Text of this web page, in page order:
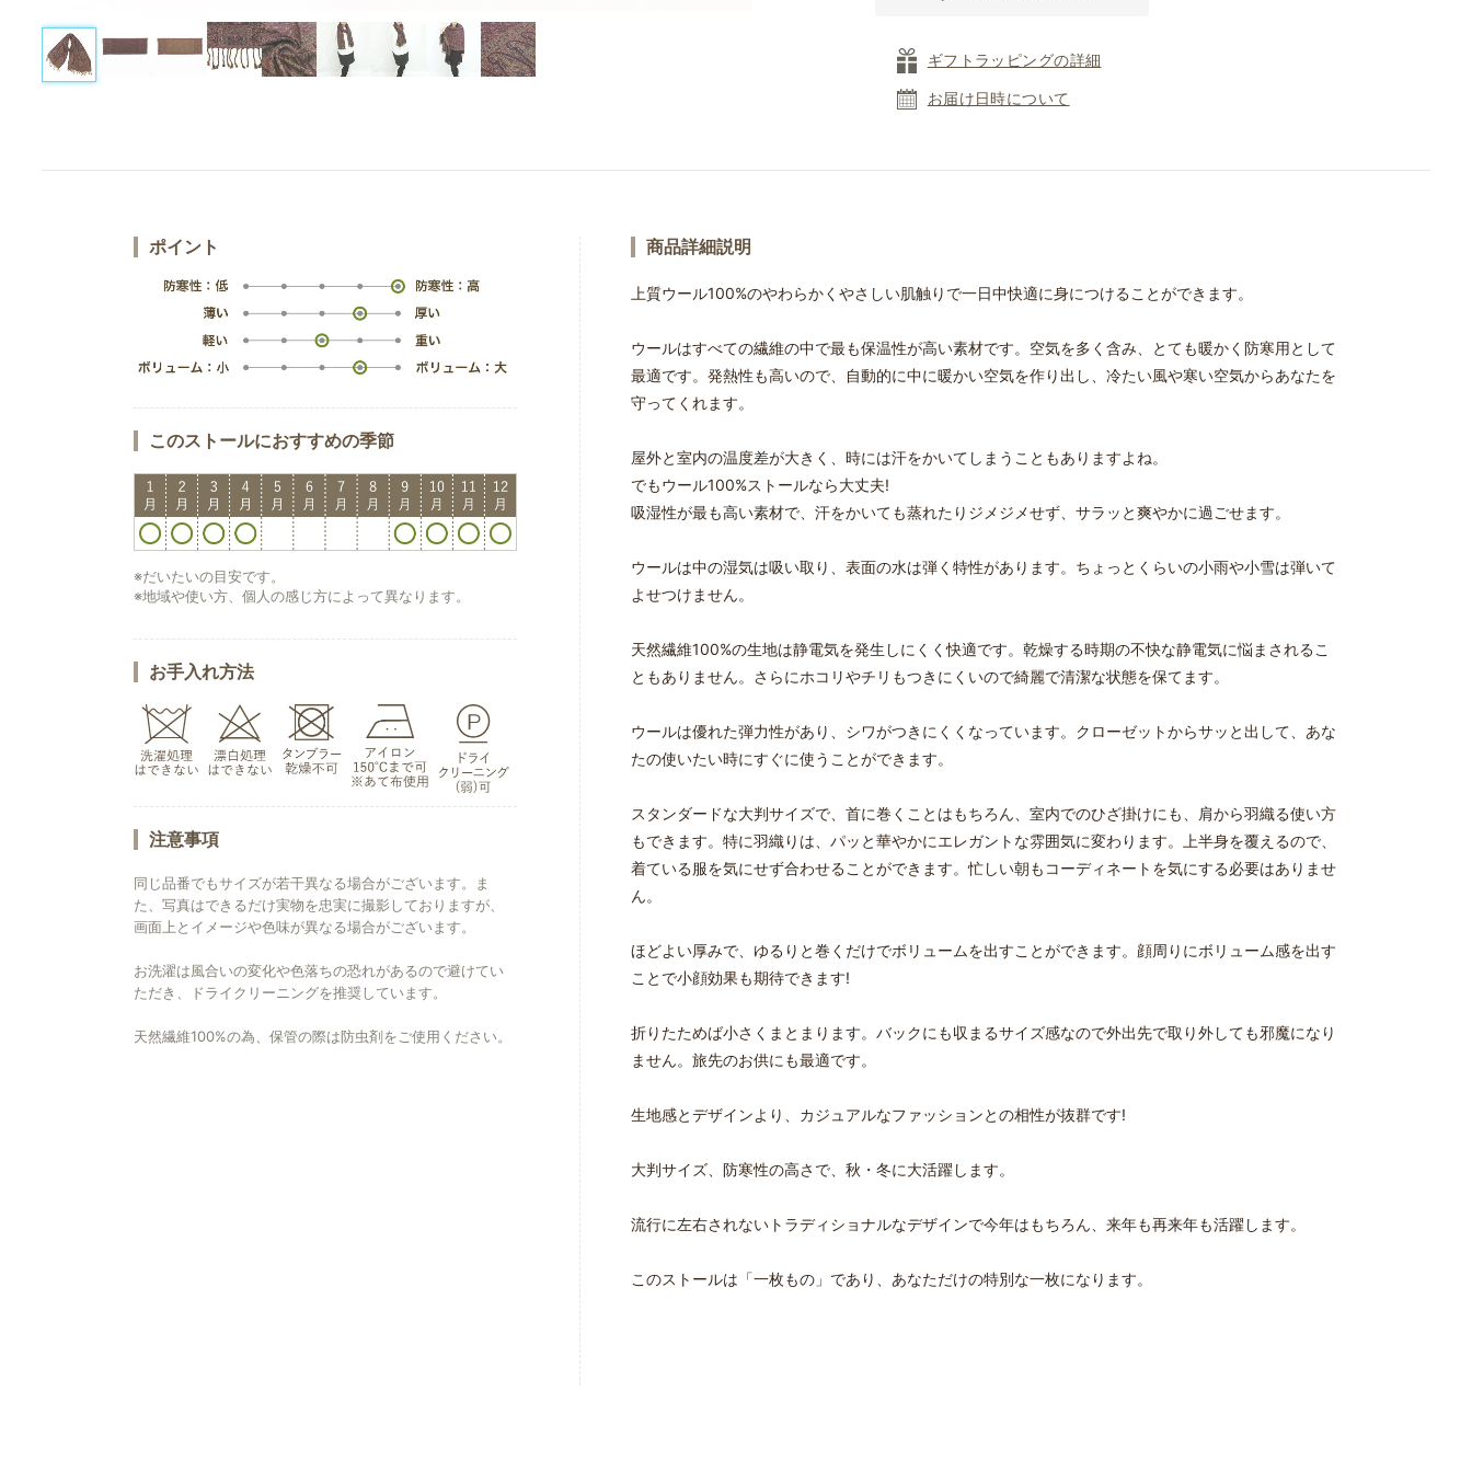
ギフトラッピングの詳細
お届け日時について
ポイント
このストールにおすすめの季節
※だいたいの目安です。
※地域や使い方、個人の感じ方によって異なります。
お手入れ方法
注意事項
同じ品番でもサイズが若干異なる場合がございます。ま
た、写真はできるだけ実物を忠実に撮影しておりますが、
画面上とイメージや色味が異なる場合がございます。
お洗濯は風合いの変化や色落ちの恐れがあるので避けてい
ただき、ドライクリーニングを推奨しています。
天然繊維100%の為、保管の際は防虫剤をご使用ください。
商品詳細説明
上質ウール100%のやわらかくやさしい肌触りで一日中快適に身につけることができます。
ウールはすべての繊維の中で最も保温性が高い素材です。空気を多く含み、とても暖かく防寒用として
最適です。発熱性も高いので、自動的に中に暖かい空気を作り出し、冷たい風や寒い空気からあなたを
守ってくれます。
屋外と室内の温度差が大きく、時には汗をかいてしまうこともありますよね。
でもウール100%ストールなら大丈夫!
吸湿性が最も高い素材で、汗をかいても蒸れたりジメジメせず、サラッと爽やかに過ごせます。
ウールは中の湿気は吸い取り、表面の水は弾く特性があります。ちょっとくらいの小雨や小雪は弾いて
よせつけません。
天然繊維100%の生地は静電気を発生しにくく快適です。乾燥する時期の不快な静電気に悩まされるこ
ともありません。さらにホコリやチリもつきにくいので綺麗で清潔な状態を保てます。
ウールは優れた弾力性があり、シワがつきにくくなっています。クローゼットからサッと出して、あな
たの使いたい時にすぐに使うことができます。
スタンダードな大判サイズで、首に巻くことはもちろん、室内でのひざ掛けにも、肩から羽織る使い方
もできます。特に羽織りは、パッと華やかにエレガントな雰囲気に変わります。上半身を覆えるので、
着ている服を気にせず合わせることができます。忙しい朝もコーディネートを気にする必要はありませ
ん。
ほどよい厚みで、ゆるりと巻くだけでボリュームを出すことができます。顔周りにボリューム感を出す
ことで小顔効果も期待できます!
折りたためば小さくまとまります。バックにも収まるサイズ感なので外出先で取り外しても邪魔になり
ません。旅先のお供にも最適です。
生地感とデザインより、カジュアルなファッションとの相性が抜群です!
大判サイズ、防寒性の高さで、秋・冬に大活躍します。
流行に左右されないトラディショナルなデザインで今年はもちろん、来年も再来年も活躍します。
このストールは「一枚もの」であり、あなただけの特別な一枚になります。